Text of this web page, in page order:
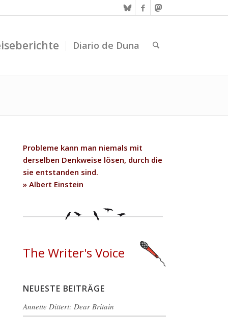
Diario de Duna
Probleme kann man niemals mit
derselben Denkweise lösen, durch die
sie entstanden sind.
» Albert Einstein
The Writer's Voice
NEUESTE BEITRÄGE
Annette Dittert: Dear Britain